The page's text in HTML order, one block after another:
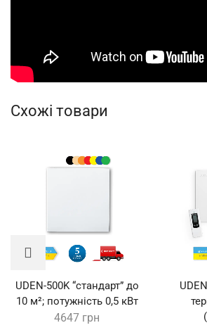
Схожі товари
UDEN-500K “стандарт” до
10 м²; потужність 0,5 кВт
4647 грн